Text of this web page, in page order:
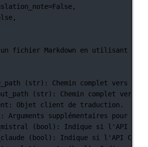
=False,
,
fichier Markdown en utilisant les
(str): Chemin complet vers le
(str): Chemin complet
Objet client de traduction.
Arguments supplémentaires pour la
(bool): Indique si l'API
(bool): Indique si l'API